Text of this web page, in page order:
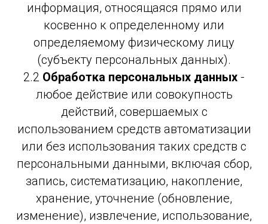
информация, относящаяся прямо или
косвенно к определенному или
определяемому физическому лицу
(субъекту персональных данных).
2.2 Обработка персональных данных -
любое действие или совокупность
действий, совершаемых с
использованием средств автоматизации
или без использования таких средств с
персональными данными, включая сбор,
запись, систематизацию, накопление,
хранение, уточнение (обновление,
изменение), извлечение, использование,